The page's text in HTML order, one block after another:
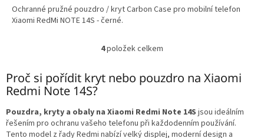
Ochranné pružné pouzdro / kryt Carbon Case pro mobilní telefon
Xiaomi RedMi NOTE 14S - černé.
O
l
á
a
c
í
4položek celkem
Proč si pořídit kryt nebo pouzdro na Xiaomi
Redmi Note 14S?
Pouzdra, kryty a obaly na Xiaomi Redmi Note 14S jsou ideálním
řešením pro ochranu vašeho telefonu při každodenním používání.
Tento model z řady Redmi nabízí velký displej, moderní design a